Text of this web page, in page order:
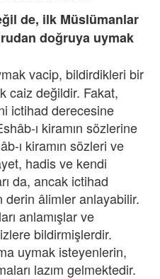
de, ilk Müslümanlar
doğruya uymak
vacip, bildirdikleri bir
caiz değildir. Fakat,
ictihad derecesine
ı kiramın sözlerine
ı kiramın sözleri ve
hadis ve kendi
da, ancak ictihad
âlimler anlayabilir.
anlamışlar ve
bildirmişlerdir.
uymak isteyenlerin,
lazım gelmektedir.